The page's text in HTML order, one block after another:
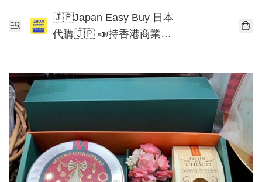
🇯🇵Japan Easy Buy 日本
代購🇯🇵 📣持香港商業登